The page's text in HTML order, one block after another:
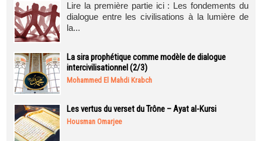
Lire la première partie ici : Les fondements du
dialogue entre les civilisations à la lumière de
la...
La sira prophétique comme modèle de dialogue
intercivilisationnel (2/3)
Mohammed El Mahdi Krabch
Les vertus du verset du Trône – Ayat al-Kursi
Housman Omarjee